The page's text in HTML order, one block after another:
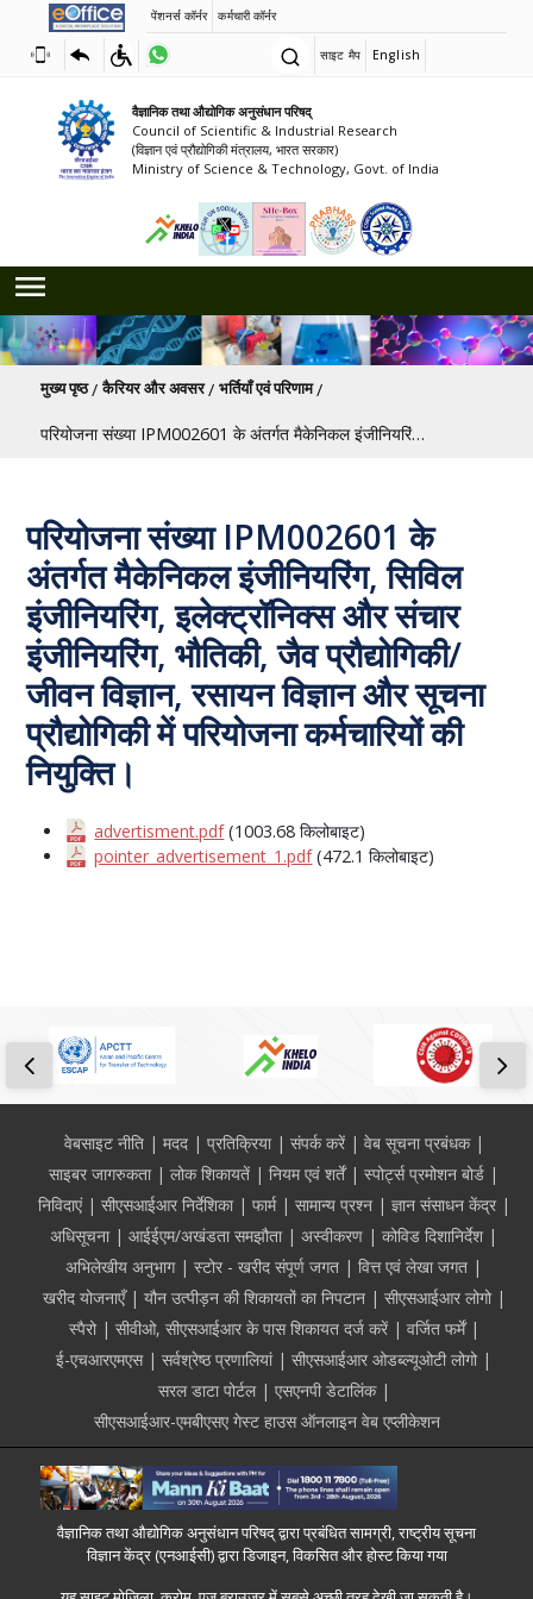
पेंशनर्स कॉर्नर कर्मचारी कॉर्नर
साइट मैप English
वैज्ञानिक तथा औद्योगिक अनुसंधान परिषद्
Council of Scientific & Industrial Research
(विज्ञान एवं प्रौद्योगिकी मंत्रालय, भारत सरकार)
Ministry of Science & Technology, Govt. of India
पग चिन्ह
मुख्य पृष्ठ कैरियर और अवसर भर्तियाँ एवं परिणाम
परियोजना संख्या IPM002601 के अंतर्गत मैकेनिकल इंजीनियरिंग, सिविल इंजीनियरिंग, इलेक्ट्रॉनिक्स और संचार इंजीनियरिंग, भौतिकी, जैव प्रौद्योगिकी/जीवन विज्ञान, रसायन विज्ञान और सूचना प्रौद्योगिकी में परियोजना कर्मचारियों की नियुक्ति।
परियोजना संख्या IPM002601 के
अंतर्गत मैकेनिकल इंजीनियरिंग, सिविल
इंजीनियरिंग, इलेक्ट्रॉनिक्स और संचार
इंजीनियरिंग, भौतिकी, जैव प्रौद्योगिकी/
जीवन विज्ञान, रसायन विज्ञान और सूचना
प्रौद्योगिकी में परियोजना कर्मचारियों की
नियुक्ति।
advertisment.pdf (1003.68 किलोबाइट)
pointer_advertisement_1.pdf (472.1 किलोबाइट)
Footerवेबसाइट नीति मदद प्रतिक्रिया संपर्क करें
वेब सूचना प्रबंधक
साइबर जागरुकता
लोक शिकायतें नियम एवं शर्तें
स्पोर्ट्स प्रमोशन बोर्ड
निविदाएं
सीएसआईआर निर्देशिका फार्म सामान्य प्रश्न
ज्ञान संसाधन केंद्र
अधिसूचना
आईईएम/अखंडता समझौता अस्वीकरण
कोविड दिशानिर्देश
अभिलेखीय अनुभाग
स्टोर - खरीद संपूर्ण जगत
वित्त एवं लेखा जगत
खरीद योजनाएँ
यौन उत्पीड़न की शिकायतों का निपटान
सीएसआईआर लोगो
स्पैरो
सीवीओ, सीएसआईआर के पास शिकायत दर्ज करें
वर्जित फर्में
ई-एचआरएमएस
सर्वश्रेष्ठ प्रणालियां
सीएसआईआर ओडब्ल्यूओटी लोगो
सरल डाटा पोर्टल
एसएनपी डेटालिंक
सीएसआईआर-एमबीएसए गेस्ट हाउस ऑनलाइन वेब एप्लीकेशन
वैज्ञानिक तथा औद्योगिक अनुसंधान परिषद् द्वारा प्रबंधित सामग्री, राष्ट्रीय सूचना
विज्ञान केंद्र (एनआईसी) द्वारा डिजाइन, विकसित और होस्ट किया गया